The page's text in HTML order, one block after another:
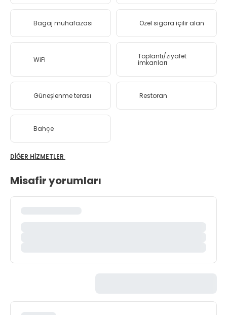
Bagaj muhafazası Özel sigara içilir alan
WiFi Toplantı/ziyafet
imkanları
Güneşlenme terası Restoran
Bahçe
DIĞER HIZMETLER
Misafir yorumları